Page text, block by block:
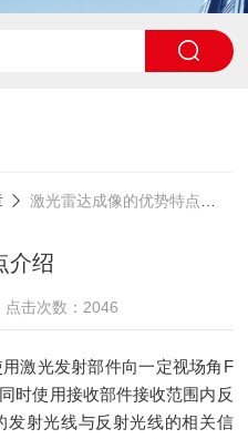
激光雷达成像的优势特点介绍
介绍
点击次数：2046
激光发射部件向一定视场角F
时使用接收部件接收范围内反
发射光线与反射光线的相关信